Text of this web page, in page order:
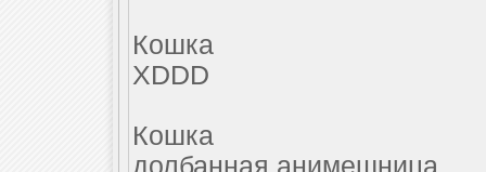
Кошка
XDDD
Кошка
долбанная анимешница